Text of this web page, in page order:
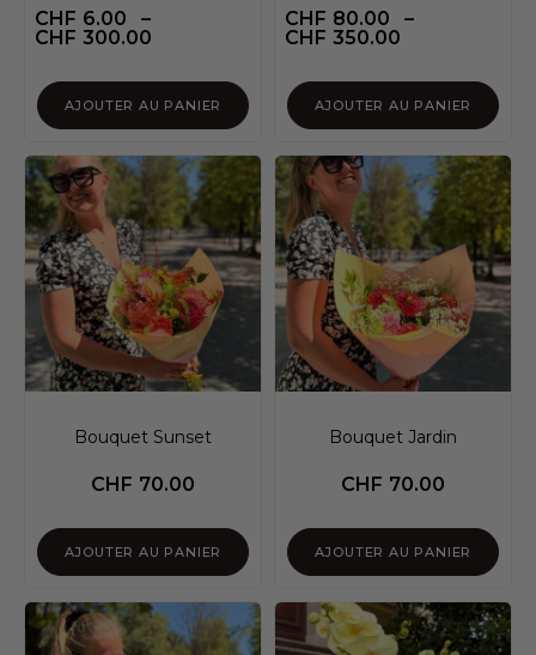
CHF 6.00
–
CHF 300.00
AJOUTER AU PANIER
CHF 80.00
–
CHF 350.00
AJOUTER AU PANIER
Bouquet Sunset
CHF 70.00
AJOUTER AU PANIER
Bouquet Jardin
CHF 70.00
AJOUTER AU PANIER